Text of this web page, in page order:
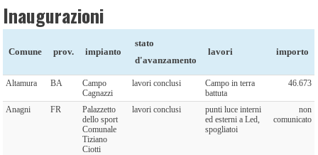
Inaugurazioni
Comune prov. impianto
stato
d'avanzamento
lavori importo
Altamura BA
Campo
Cagnazzi
lavori conclusi
Campo in terra
battuta
46.673
Anagni FR
Palazzetto
dello sport
Comunale
Tiziano
Ciotti
lavori conclusi
punti luce interni
ed esterni a Led,
spogliatoi
non
comunicato